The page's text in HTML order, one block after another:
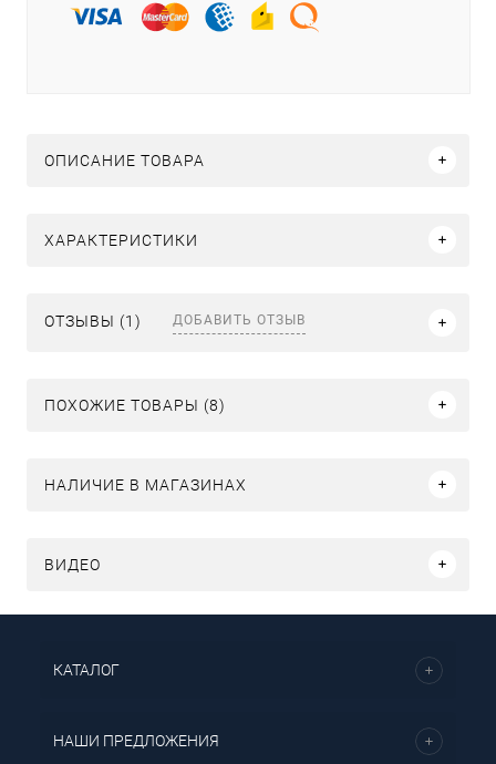
ОПИСАНИЕ ТОВАРА
ХАРАКТЕРИСТИКИ
ОТЗЫВЫ (1) ДОБАВИТЬ ОТЗЫВ
ПОХОЖИЕ ТОВАРЫ (8)
НАЛИЧИЕ В МАГАЗИНАХ
ВИДЕО
КАТАЛОГ
НАШИ ПРЕДЛОЖЕНИЯ